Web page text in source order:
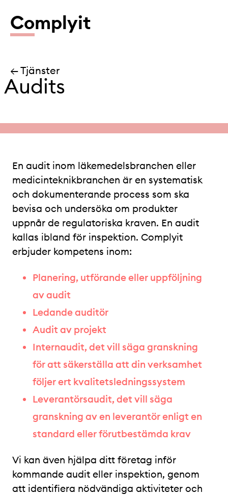
Complyit
← Tjänster
Audits
En audit inom läkemedelsbranchen eller
medicinteknikbranchen är en systematisk
och dokumenterande process som ska
bevisa och undersöka om produkter
uppnår de regulatoriska kraven. En audit
kallas ibland för inspektion. Complyit
erbjuder kompetens inom:
Planering, utförande eller uppföljning
av audit
Ledande auditör
Audit av projekt
Internaudit, det vill säga granskning
för att säkerställa att din verksamhet
följer ert kvalitetsledningssystem
Leverantörsaudit, det vill säga
granskning av en leverantör enligt en
standard eller förutbestämda krav
Vi kan även hjälpa ditt företag inför
kommande audit eller inspektion, genom
att identifiera nödvändiga aktiviteter och